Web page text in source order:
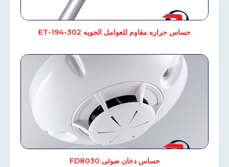
حساس حراره مقاوم للعوامل الجويه 302-ET-194
حساس دخان ضوئى FD8030